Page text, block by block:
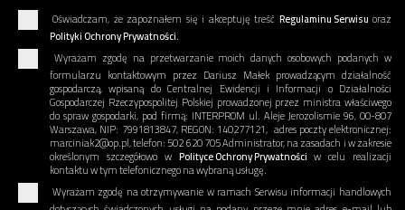
Oświadczam, że zapoznałem się i akceptuję treść Regulaminu Serwisu oraz
Polityki Ochrony Prywatności.
Wyrażam zgodę na przetwarzanie moich danych osobowych podanych w
formularzu kontaktowym przez Dariusz Małek prowadzącym działalność
gospodarczą, wpisaną do Centralnej Ewidencji i Informacji o Działalności
Gospodarczej Rzeczypospolitej Polskiej prowadzonej przez ministra właściwego
do spraw gospodarki, pod firmą: INTERPROM ul. Aleje Jerozolismie 96, 00-807
Warszawa, NIP: 7991813847, REGON: 140277121, adres poczty elektronicznej:
marciniak2@op.pl, telefon: 502 620 705 Administrator, na zasadach i w zakresie
określonym szczegółowo w Polityce Ochrony Prywatności w celu realizacji
kontaktu w tym telefonicznego na wybraną usługę.
Wyrażam zgodę na otrzymywanie w ramach Serwisu informacji handlowych